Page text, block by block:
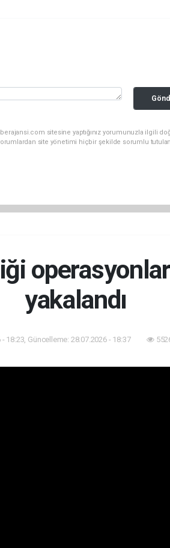
sitesine yaptığınız yorumunuzla ilgili
site yönetimi hiçbir şekilde sorumlu
yakalandı
- 18:23, Güncelleme: 28.07.2026 - 18:37